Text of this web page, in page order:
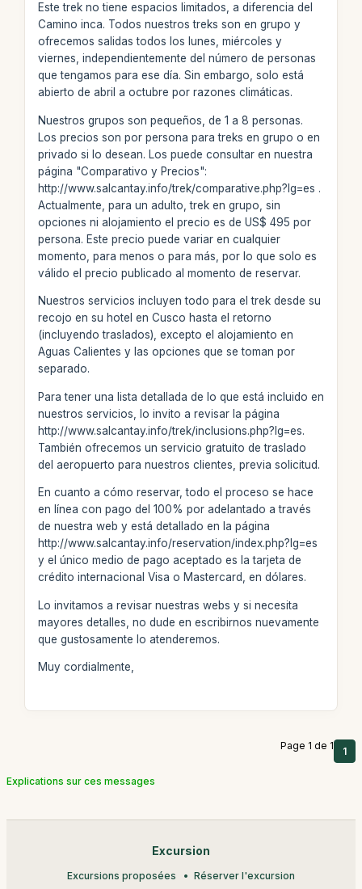
Este trek no tiene espacios limitados, a diferencia del
Camino inca. Todos nuestros treks son en grupo y
ofrecemos salidas todos los lunes, miércoles y
viernes, independientemente del número de personas
que tengamos para ese día. Sin embargo, solo está
abierto de abril a octubre por razones climáticas.
Nuestros grupos son pequeños, de 1 a 8 personas.
Los precios son por persona para treks en grupo o en
privado si lo desean. Los puede consultar en nuestra
página "Comparativo y Precios":
http://www.salcantay.info/trek/comparative.php?lg=es .
Actualmente, para un adulto, trek en grupo, sin
opciones ni alojamiento el precio es de US$ 495 por
persona. Este precio puede variar en cualquier
momento, para menos o para más, por lo que solo es
válido el precio publicado al momento de reservar.
Nuestros servicios incluyen todo para el trek desde su
recojo en su hotel en Cusco hasta el retorno
(incluyendo traslados), excepto el alojamiento en
Aguas Calientes y las opciones que se toman por
separado.
Para tener una lista detallada de lo que está incluido en
nuestros servicios, lo invito a revisar la página
http://www.salcantay.info/trek/inclusions.php?lg=es.
También ofrecemos un servicio gratuito de traslado
del aeropuerto para nuestros clientes, previa solicitud.
En cuanto a cómo reservar, todo el proceso se hace
en línea con pago del 100% por adelantado a través
de nuestra web y está detallado en la página
http://www.salcantay.info/reservation/index.php?lg=es
y el único medio de pago aceptado es la tarjeta de
crédito internacional Visa o Mastercard, en dólares.
Lo invitamos a revisar nuestras webs y si necesita
mayores detalles, no dude en escribirnos nuevamente
que gustosamente lo atenderemos.
Muy cordialmente,
Page 1 de 1 1
Explications sur ces messages
Excursion
Excursions proposées Réserver l'excursion